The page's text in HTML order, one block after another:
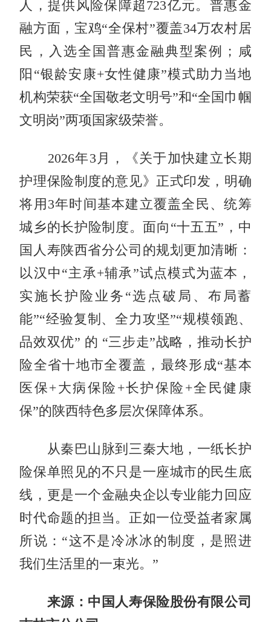
人，提供风险保障超723亿元。普惠金
融方面，宝鸡“全保村”覆盖34万农村居
民，入选全国普惠金融典型案例；咸
阳“银龄安康+女性健康”模式助力当地
机构荣获“全国敬老文明号”和“全国巾帼
文明岗”两项国家级荣誉。
2026年3月，《关于加快建立长期
护理保险制度的意见》正式印发 ，明确
将用3年时间基本建立覆盖全民、统筹
城乡的长护险制度。面向“十五五”，中
国人寿陕西省分公司的规划更加清晰：
以汉中“主承+辅承”试点模式为蓝本，
实施长护险业务“选点破局、布局蓄
能”“经验复制、全力攻坚”“规模领跑、
品效双优” 的 “三步走”战略，推动长护
险全省十地市全覆盖，最终形成“基本
医保+大病保险+长护保险+全民健康
保”的陕西特色多层次保障体系。
从秦巴山脉到三秦大地，一纸长护
险保单照见的不只是一座城市的民生底
线，更是一个金融央企以专业能力回应
时代命题的担当。正如一位受益者家属
所说：“这不是冷冰冰的制度，是照进
我们生活里的一束光。”
来源：中国人寿保险股份有限公司